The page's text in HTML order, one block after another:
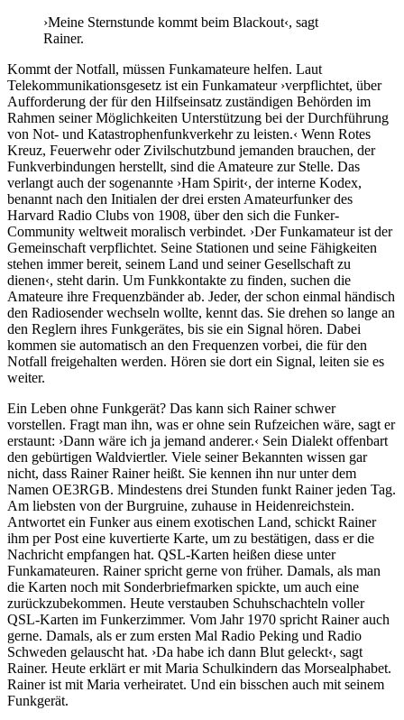
›Meine Sternstunde kommt beim Blackout‹, sagt
Rainer.
Kommt der Notfall, müssen Funkamateure helfen. Laut
Telekommunikationsgesetz ist ein Funkamateur ›verpflichtet, über
Aufforderung der für den Hilfseinsatz zuständigen Behörden im
Rahmen seiner Möglichkeiten Unterstützung bei der Durchführung
von Not- und Katastrophenfunkverkehr zu leisten.‹ Wenn Rotes
Kreuz, Feuerwehr oder Zivilschutzbund jemanden brauchen, der
Funkverbindungen herstellt, sind die Amateure zur Stelle. Das
verlangt auch der sogenannte ›Ham Spirit‹, der interne Kodex,
benannt nach den Initialen der drei ersten Amateurfunker des
Harvard Radio Clubs von 1908, über den sich die Funker-
Community weltweit moralisch verbindet. ›Der Funkamateur ist der
Gemeinschaft verpflichtet. Seine Stationen und seine Fähigkeiten
stehen immer bereit, seinem Land und seiner Gesellschaft zu
dienen‹, steht darin. Um Funkkontakte zu finden, suchen die
Amateure ihre Frequenzbänder ab. Jeder, der schon einmal händisch
den Radiosender wechseln wollte, kennt das. Sie drehen so lange an
den Reglern ihres Funkgerätes, bis sie ein Signal hören. Dabei
kommen sie automatisch an den Frequenzen vorbei, die für den
Notfall freigehalten werden. Hören sie dort ein Signal, leiten sie es
weiter.
Ein Leben ohne Funkgerät? Das kann sich Rainer schwer
vorstellen. Fragt man ihn, was er ohne sein Rufzeichen wäre, sagt er
erstaunt: ›Dann wäre ich ja jemand anderer.‹ Sein Dialekt offenbart
den gebürtigen Waldviertler. Viele seiner Bekannten wissen gar
nicht, dass Rainer Rainer heißt. Sie kennen ihn nur unter dem
Namen OE3RGB. Mindestens drei Stunden funkt Rainer jeden Tag.
Am liebsten von der Burgruine, zuhause in Heidenreichstein.
Antwortet ein Funker aus einem exotischen Land, schickt Rainer
ihm per Post eine kuvertierte Karte, um zu bestätigen, dass er die
Nachricht empfangen hat. QSL-Karten heißen diese unter
Funkamateuren. Rainer spricht gerne von früher. Damals, als man
die Karten noch mit Sonderbriefmarken spickte, um auch eine
zurückzubekommen. Heute verstauben Schuhschachteln voller
QSL-Karten im Funkerzimmer. Vom Jahr 1970 spricht Rainer auch
gerne. Damals, als er zum ersten Mal Radio Peking und Radio
Schweden gelauscht hat. ›Da habe ich dann Blut geleckt‹, sagt
Rainer. Heute erklärt er mit Maria Schulkindern das Morsealphabet.
Rainer ist mit Maria verheiratet. Und ein bisschen auch mit seinem
Funkgerät.